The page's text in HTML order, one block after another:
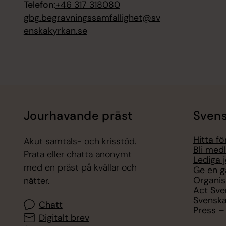
Telefon:+46 317 318080
gbg.begravningssamfallighet@sv
enskakyrkan.se
Jourhavande präst
Akut samtals- och krisstöd.
Prata eller chatta anonymt
med en präst på kvällar och
nätter.
Chatt
Digitalt brev
Hitta
Bli
Lediga
Ge en
Act
Press